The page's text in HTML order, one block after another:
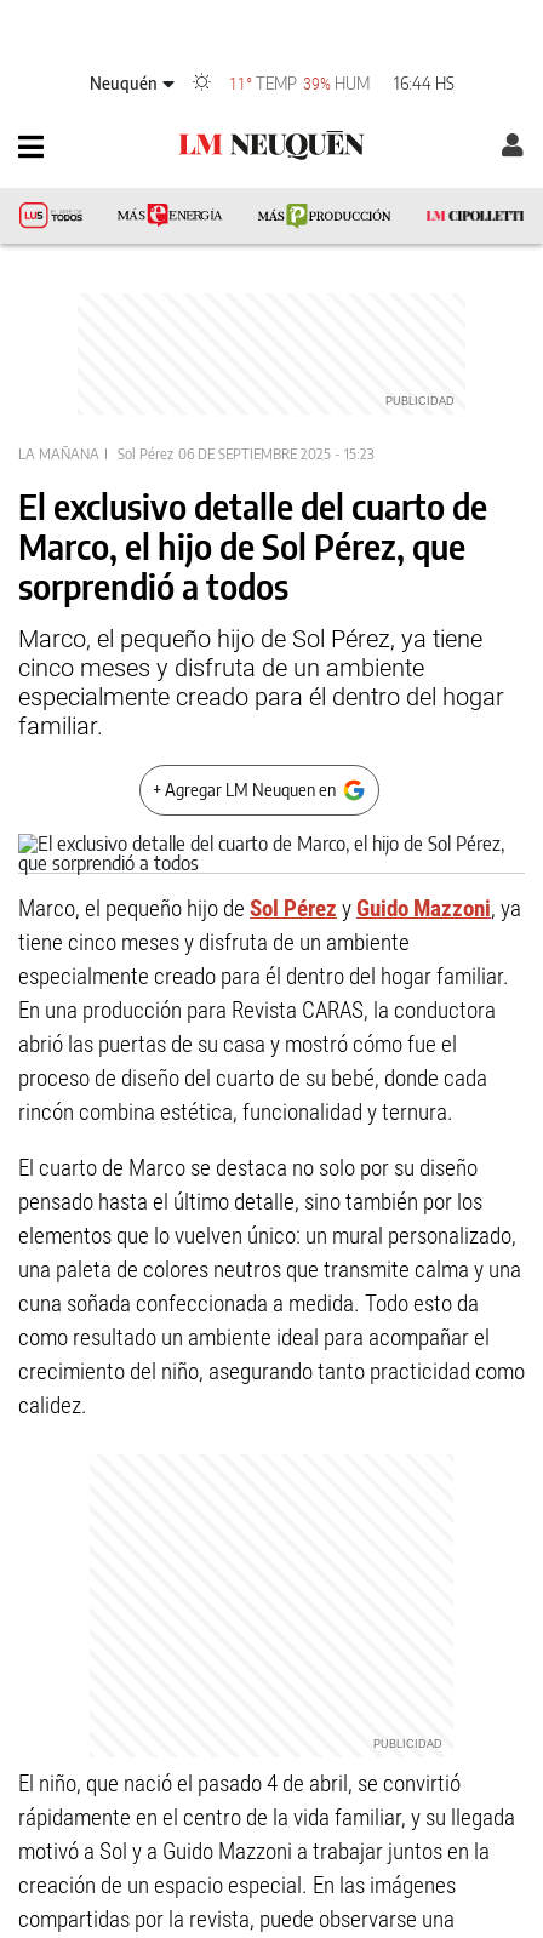
Neuquén 11° TEMP 39% HUM 16:44 HS
LA MAÑANA Sol Pérez 06 DE SEPTIEMBRE 2025 - 15:23
El exclusivo detalle del cuarto de
Marco, el hijo de Sol Pérez, que
sorprendió a todos
Marco, el pequeño hijo de Sol Pérez, ya tiene
cinco meses y disfruta de un ambiente
especialmente creado para él dentro del hogar
familiar.
+ Agregar LM Neuquen en
Marco, el pequeño hijo de Sol Pérez yGuido Mazzoni, ya
tiene cinco meses y disfruta de un ambiente
especialmente creado para él dentro del hogar familiar.
En una producción para Revista CARAS, la conductora
abrió las puertas de su casa y mostró cómo fue el
proceso de diseño del cuarto de su bebé, donde cada
rincón combina estética, funcionalidad y ternura.
El cuarto de Marco se destaca no solo por su diseño
pensado hasta el último detalle, sino también por los
elementos que lo vuelven único: un mural personalizado,
una paleta de colores neutros que transmite calma y una
cuna soñada confeccionada a medida. Todo esto da
como resultado un ambiente ideal para acompañar el
crecimiento del niño, asegurando tanto practicidad como
calidez.
El niño, que nació el pasado 4 de abril, se convirtió
rápidamente en el centro de la vida familiar, y su llegada
motivó a Sol y a Guido Mazzoni a trabajar juntos en la
creación de un espacio especial. En las imágenes
compartidas por la revista, puede observarse una